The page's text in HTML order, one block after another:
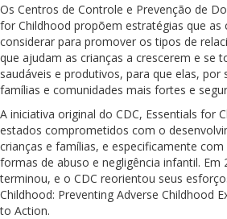
Os Centros de Controle e Prevenção de
for Childhood propõem estratégias que as
considerar para promover os tipos de
que ajudam as crianças a crescerem e se
saudáveis e produtivos, para que elas,
famílias e comunidades mais fortes e
A iniciativa original do CDC, Essentials for
estados comprometidos com o
crianças e famílias, e especificamente
formas de abuso e negligência infantil. Em
terminou, e o CDC reorientou seus
Childhood: Preventing Adverse Childhood
to Action.